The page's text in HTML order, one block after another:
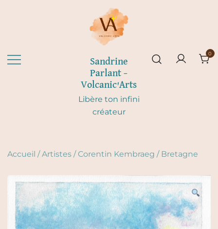
Sandrine
Parlant –
Volcanic'Arts
Libère ton infini
créateur
0
Accueil /Artistes / Corentin Kembraeg / Bretagne